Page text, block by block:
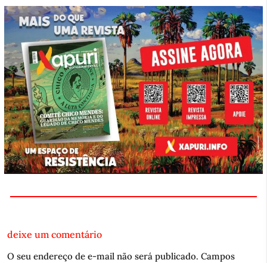
deixe um comentário
O seu endereço de e-mail não será publicado. Campos